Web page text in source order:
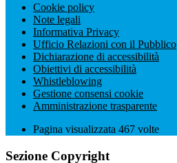
Cookie policy
Note legali
Informativa Privacy
Ufficio Relazioni con il Pubblico
Dichiarazione di accessibilità
Obiettivi di accessibilità
Whistleblowing
Gestione consensi cookie
Amministrazione trasparente
Pagina visualizzata 467 volte
Sezione Copyright